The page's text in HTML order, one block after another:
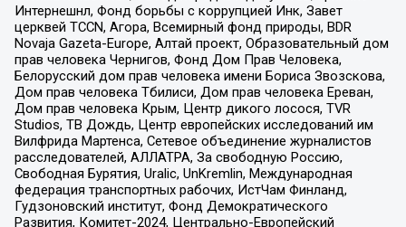
Интернешнл, Фонд борьбы с коррупцией Инк, Завет
церквей TCCN, Агора, Всемирный фонд природы, BDR
Novaja Gazeta-Europe, Алтай проект, Образовательный дом
прав человека Чернигов, Фонд Дом Прав Человека,
Белорусский дом прав человека имени Бориса Звозскова,
Дом прав человека Тбилиси, Дом прав человека Ереван,
Дом прав человека Крым, Центр дикого лосося, TVR
Studios, ТВ Дождь, Центр европейских исследований им
Вилфрида Мартенса, Сетевое объединение журналистов
расследователей, АЛЛАТРА, За свободную Россию,
Свободная Бурятия, Uralic, UnKremlin, Международная
федерация транспортных рабочих, ИстЧам Финланд,
Гудзоновский институт, Фонд Демократического
Развития, Комитет-2024, Центрально-Европейский